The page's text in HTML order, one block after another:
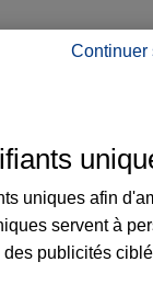
:
Continuer
uniques afin
servent à
publicités